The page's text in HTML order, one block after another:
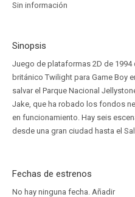
Sin información
Sinopsis
Juego de plataformas 2D de
británico Twilight para Game Boy
salvar el Parque Nacional
Jake, que ha robado los fondos
en funcionamiento. Hay seis
desde una gran ciudad hasta el
Fechas de estrenos
No hay ninguna fecha. Añadir